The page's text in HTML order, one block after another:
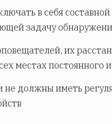
в себя
задачу
их
местах
не должны иметь